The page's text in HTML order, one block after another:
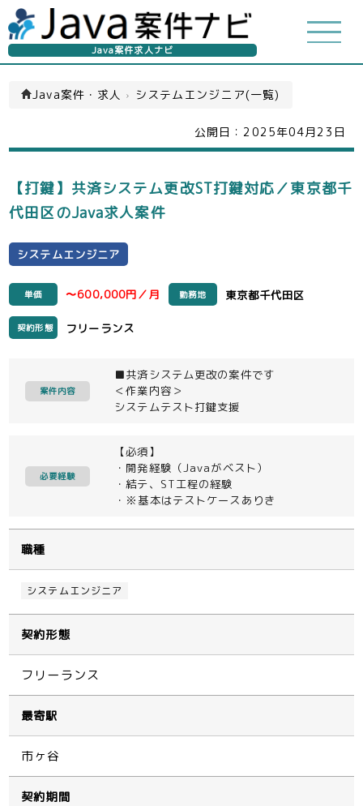
Java案件求人ナビ
Java案件・求人 › システムエンジニア(一覧)
公開日： 2025年04月23日
【打鍵】共済システム更改ST打鍵対応／東京都千
代田区のJava求人案件
システムエンジニア
単価 〜600,000円／月 勤務地 東京都千代田区
契約形態 フリーランス
案件内容
■共済システム更改の案件です
＜作業内容＞
システムテスト打鍵支援
必要経験
【必須】
・開発経験（Javaがベスト）
・結テ、ST工程の経験
・※基本はテストケースありき
職種
システムエンジニア
契約形態
フリーランス
最寄駅
市ヶ谷
契約期間